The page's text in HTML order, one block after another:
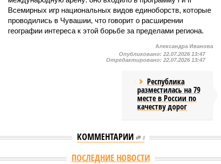
Всемирных игр национальных видов единоборств, которые
проводились в Чувашии, что говорит о расширении
географии интереса к этой борьбе за пределами региона.
Александра Иванова
Опубликовано: 22.07.2026 13:47
Отредактировано: 22.07.2026 13:47
Республика
разместилась на 79
месте в России по
качеству дорог
КОММЕНТАРИИ 0
ПОСЛЕДНИЕ НОВОСТИ